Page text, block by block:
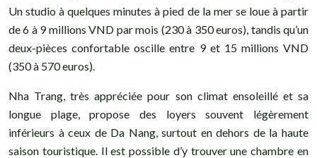
Un studio à quelques minutes à pied de la mer se loue à partir
de 6 à 9 millions VND par mois (230 à 350 euros), tandis qu’un
deux-pièces confortable oscille entre 9 et 15 millions VND
(350 à 570 euros).
Nha Trang, très appréciée pour son climat ensoleillé et sa
longue plage, propose des loyers souvent légèrement
inférieurs à ceux de Da Nang, surtout en dehors de la haute
saison touristique. Il est possible d’y trouver une chambre en